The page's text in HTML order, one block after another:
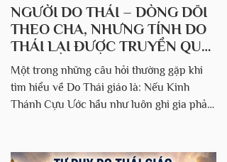
NGƯỜI DO THÁI – DÒNG DÕI
THEO CHA, NHƯNG TÍNH DO
THÁI LẠI ĐƯỢC TRUYỀN QUA
NGƯỜI MẸ?
Một trong những câu hỏi thường gặp khi
tìm hiểu về Do Thái giáo là: Nếu Kinh
Thánh Cựu Ước hầu như luôn ghi gia phả
là Do Thái dựa trên người mẹ? Thoạt nhìn,